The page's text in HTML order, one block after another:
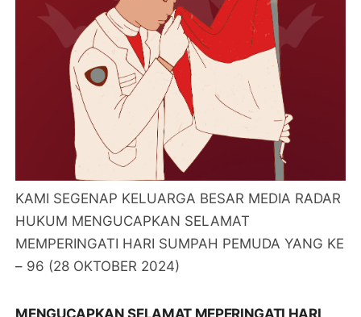
KAMI SEGENAP KELUARGA BESAR MEDIA RADAR
HUKUM MENGUCAPKAN SELAMAT
MEMPERINGATI HARI SUMPAH PEMUDA YANG KE
– 96 (28 OKTOBER 2024)